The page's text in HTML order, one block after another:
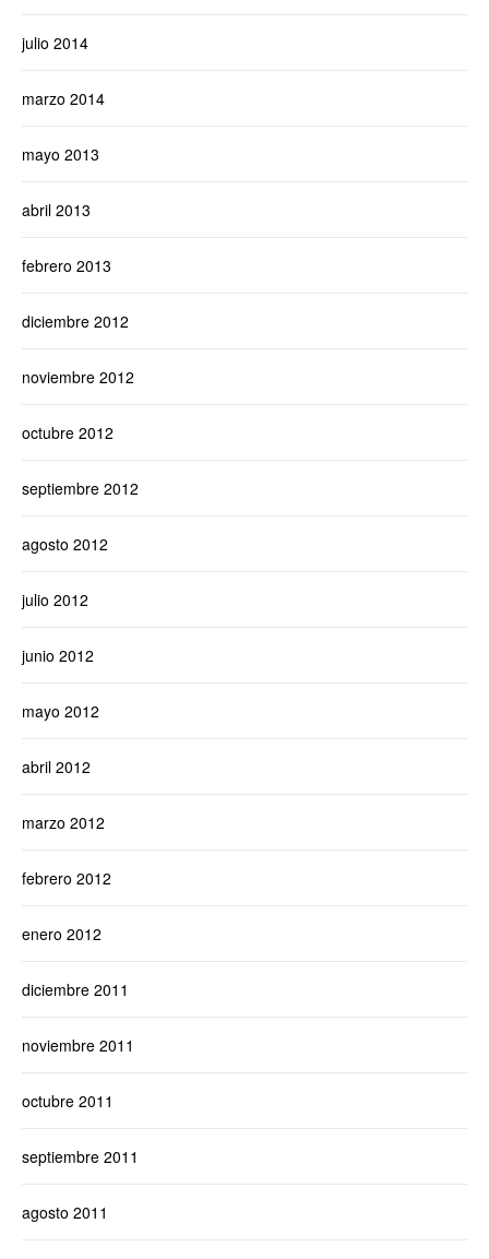
julio 2014
marzo 2014
mayo 2013
abril 2013
febrero 2013
diciembre 2012
noviembre 2012
octubre 2012
septiembre 2012
agosto 2012
julio 2012
junio 2012
mayo 2012
abril 2012
marzo 2012
febrero 2012
enero 2012
diciembre 2011
noviembre 2011
octubre 2011
septiembre 2011
agosto 2011